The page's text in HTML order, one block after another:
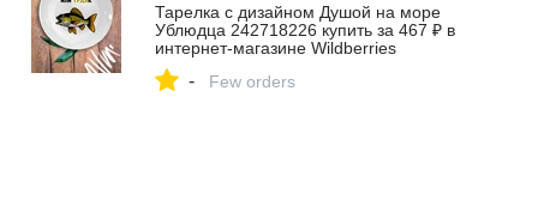
Тарелка с дизайном Душой на море
Ублюдца 242718226 купить за 467 ₽ в
интернет‑магазине Wildberries
- Few orders